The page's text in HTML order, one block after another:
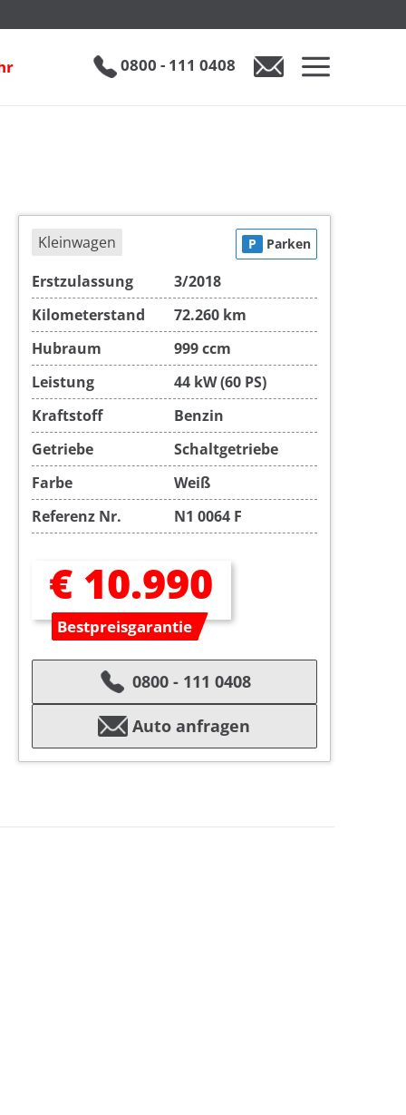
0800 - 111 0408
Kleinwagen P Parken
Erstzulassung
3/2018
Kilometerstand
72.260 km
Hubraum
999 ccm
Leistung
44 kW (60 PS)
Kraftstoff
Benzin
Getriebe
Schaltgetriebe
Farbe
Weiß
Referenz Nr.
N1 0064 F
€ 10.990
Bestpreisgarantie
0800 - 111 0408
Auto anfragen